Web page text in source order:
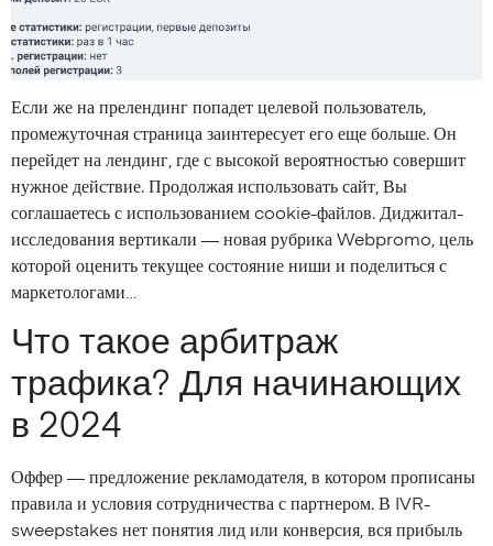
Если же на прелендинг попадет целевой пользователь,
промежуточная страница заинтересует его еще больше. Он
перейдет на лендинг, где с высокой вероятностью совершит
нужное действие. Продолжая использовать сайт, Вы
соглашаетесь с использованием cookie-файлов. Диджитал-
исследования вертикали — новая рубрика Webpromo, цель
которой оценить текущее состояние ниши и поделиться с
маркетологами…
Что такое арбитраж
трафика? Для начинающих
в 2024
Оффер — предложение рекламодателя, в котором прописаны
правила и условия сотрудничества с партнером. В IVR-
sweepstakes нет понятия лид или конверсия, вся прибыль